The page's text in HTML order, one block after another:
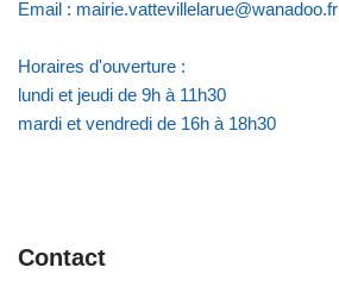
Email : mairie.vattevillelarue@wanadoo.fr
Horaires d'ouverture :
lundi et jeudi de 9h à 11h30
mardi et vendredi de 16h à 18h30
Contact